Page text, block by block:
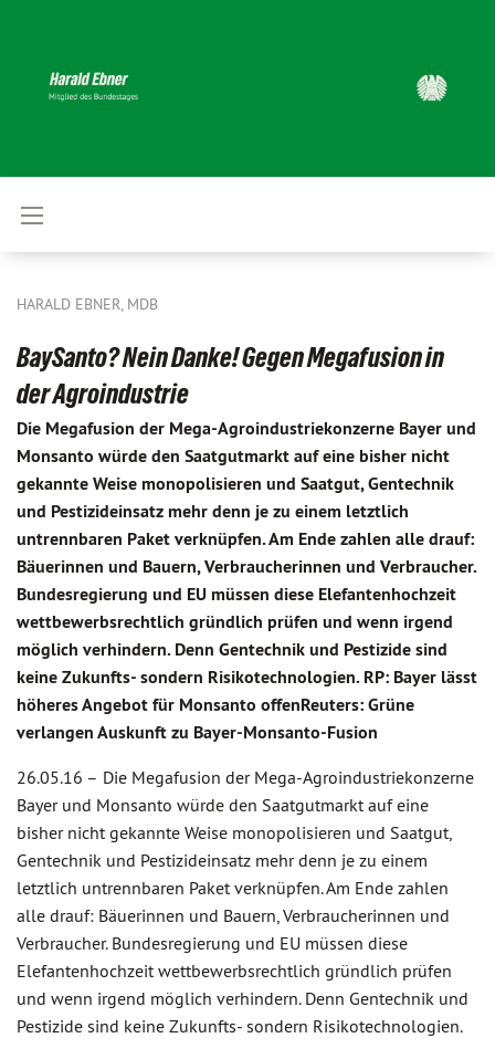
HARALD EBNER, MDB
BaySanto? Nein Danke! Gegen Megafusion in
der Agroindustrie
Die Megafusion der Mega-Agroindustriekonzerne Bayer und
Monsanto würde den Saatgutmarkt auf eine bisher nicht
gekannte Weise monopolisieren und Saatgut, Gentechnik
und Pestizideinsatz mehr denn je zu einem letztlich
untrennbaren Paket verknüpfen. Am Ende zahlen alle drauf:
Bäuerinnen und Bauern, Verbraucherinnen und Verbraucher.
Bundesregierung und EU müssen diese Elefantenhochzeit
wettbewerbsrechtlich gründlich prüfen und wenn irgend
möglich verhindern. Denn Gentechnik und Pestizide sind
keine Zukunfts- sondern Risikotechnologien. RP: Bayer lässt
höheres Angebot für Monsanto offenReuters: Grüne
verlangen Auskunft zu Bayer-Monsanto-Fusion
26.05.16 – Die Megafusion der Mega-Agroindustriekonzerne
Bayer und Monsanto würde den Saatgutmarkt auf eine
bisher nicht gekannte Weise monopolisieren und Saatgut,
Gentechnik und Pestizideinsatz mehr denn je zu einem
letztlich untrennbaren Paket verknüpfen. Am Ende zahlen
alle drauf: Bäuerinnen und Bauern, Verbraucherinnen und
Verbraucher. Bundesregierung und EU müssen diese
Elefantenhochzeit wettbewerbsrechtlich gründlich prüfen
und wenn irgend möglich verhindern. Denn Gentechnik und
Pestizide sind keine Zukunfts- sondern Risikotechnologien.